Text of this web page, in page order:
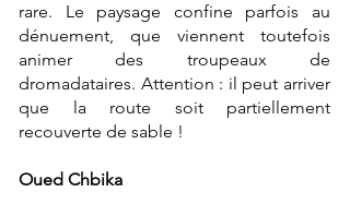
rare. Le paysage confine parfois au
dénuement, que viennent toutefois
animer des troupeaux de
dromadataires. Attention : il peut arriver
que la route soit partiellement
recouverte de sable !
Oued Chbika